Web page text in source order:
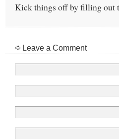
Kick things off by filling out
Leave a Comment